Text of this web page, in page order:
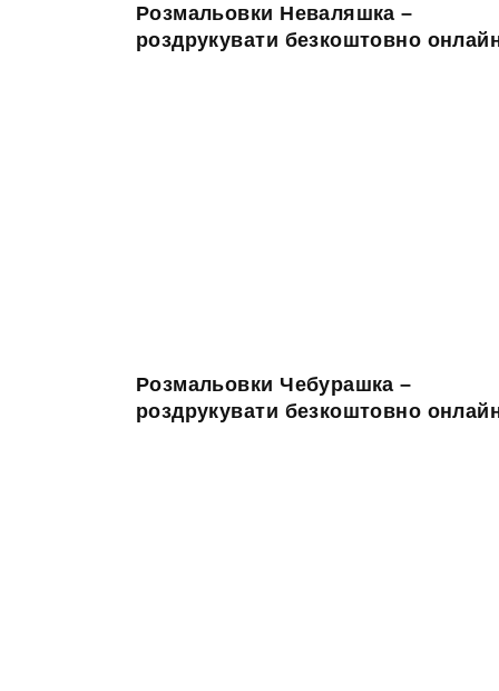
Розмальовки Неваляшка –
роздрукувати безкоштовно
Розмальовки Чебурашка –
роздрукувати безкоштовно